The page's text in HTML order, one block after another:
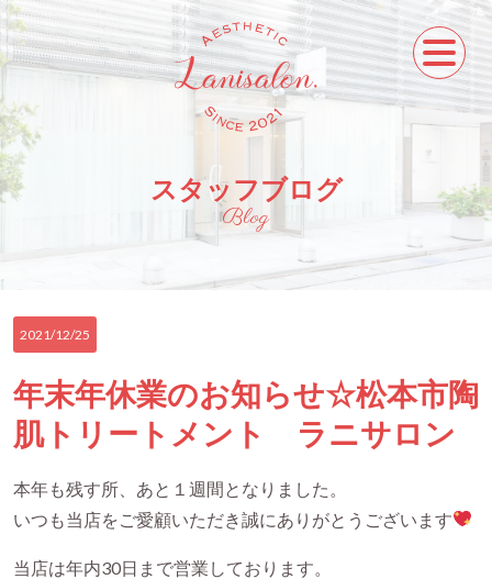
スタッフブログ
Blog
2021/12/25
年末年休業のお知らせ☆松本市陶
肌トリートメント ラニサロン
本年も残す所、あと１週間となりました。
いつも当店をご愛顧いただき誠にありがとうございます
当店は年内30日まで営業しております。